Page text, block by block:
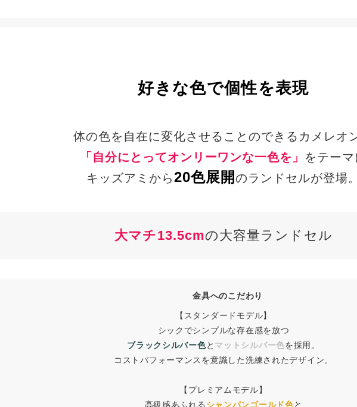
好きな色で個性を表現
体の色を自在に変化させることのできるカメレオ
「自分にとってオンリーワンな一色を」 をテー
キッズアミから20色展開のランドセルが登場
大マチ13.5cmの大容量ランドセル
金具へのこだわり
【スタンダードモデル】
シックでシンプルな存在感を放つ
ブラックシルバー色と マットシルバー色を採用。
コストパフォーマンスを意識した洗練されたデザイン。
【プレミアムモデル】
高級感あふれる シャンパンゴールド色と